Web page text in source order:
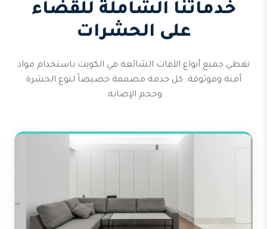
خدماتنا الشاملة للقضاء
على الحشرات
نغطي جميع أنواع الآفات الشائعة في الكويت باستخدام مواد
آمنة وموثوقة. كل خدمة مصممة خصيصاً لنوع الحشرة
وحجم الإصابة.